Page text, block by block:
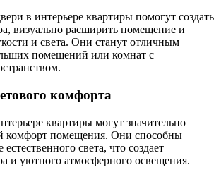
в интерьере квартиры помогут создать
визуально расширить помещение и
и света. Они станут отличным
помещений или комнат с
комфорта
квартиры могут значительно
комфорт помещения. Они способны
света, что создает
и уютного атмосферного освещения.